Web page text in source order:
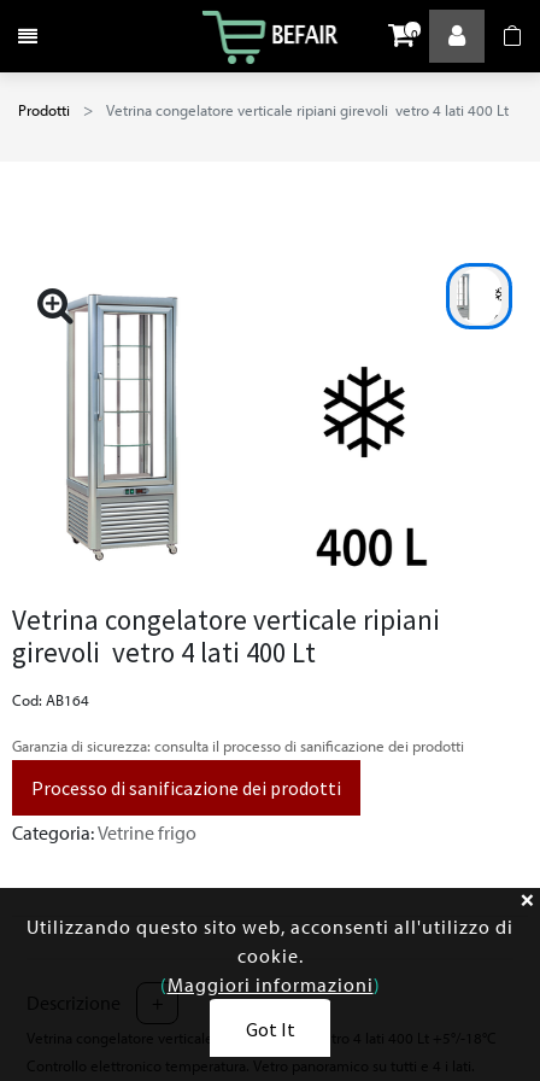
Attiva / disattiva la navigazione 0
Prodotti Vetrina congelatore verticale ripiani girevoli vetro 4 lati 400 Lt
Vetrina congelatore verticale ripiani
girevoli vetro 4 lati 400 Lt
Cod: AB164
Garanzia di sicurezza: consulta il processo di sanificazione dei prodotti
Processo di sanificazione dei prodotti
Categoria:Vetrine frigo
+
Vetrina congelatore verticale ripiani girevoli vetro 4 lati 400 Lt +5°/-18°C
Utilizzando questo sito web, acconsenti all'utilizzo di
cookie.
(Maggiori informazioni)
Got It